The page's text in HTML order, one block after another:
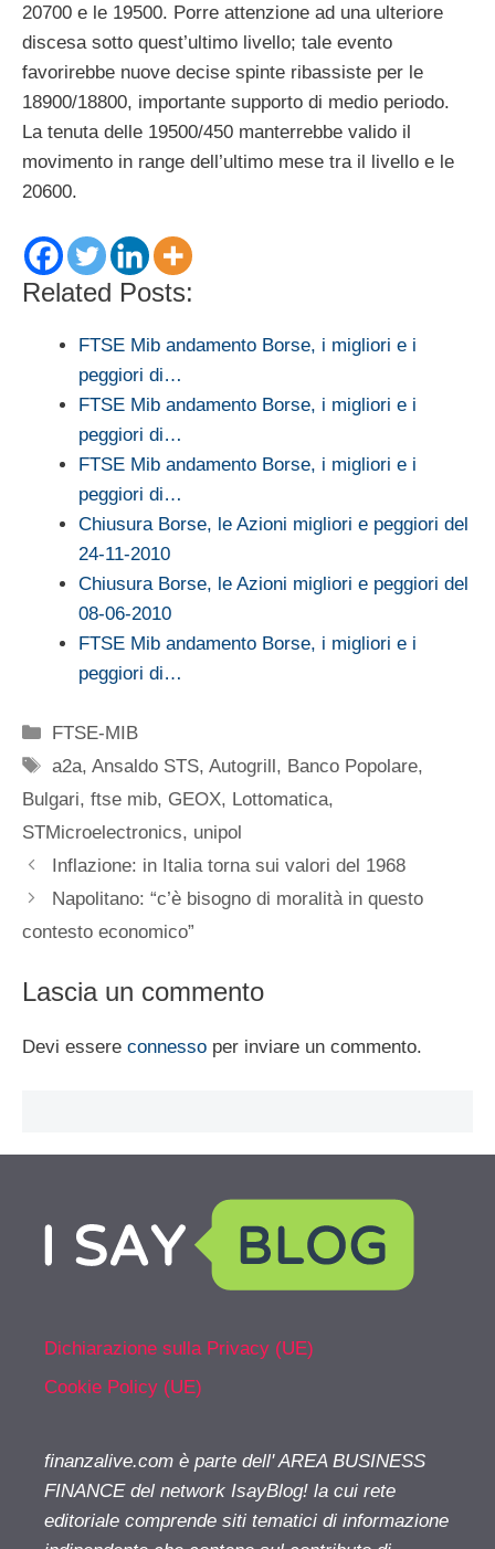
20700 e le 19500. Porre attenzione ad una ulteriore
discesa sotto quest’ultimo livello; tale evento
favorirebbe nuove decise spinte ribassiste per le
18900/18800, importante supporto di medio periodo.
La tenuta delle 19500/450 manterrebbe valido il
movimento in range dell’ultimo mese tra il livello e le
20600.
Related Posts:
FTSE Mib andamento Borse, i migliori e i
peggiori di…
FTSE Mib andamento Borse, i migliori e i
peggiori di…
FTSE Mib andamento Borse, i migliori e i
peggiori di…
Chiusura Borse, le Azioni migliori e peggiori del
24-11-2010
Chiusura Borse, le Azioni migliori e peggiori del
08-06-2010
FTSE Mib andamento Borse, i migliori e i
peggiori di…
Categorie
FTSE-MIB
Tag
a2a,Ansaldo STS,Autogrill, Banco Popolare,
Bulgari, ftse mib, GEOX, Lottomatica,
STMicroelectronics, unipol
Inflazione: in Italia torna sui valori del 1968
Napolitano: “c’è bisogno di moralità in questo
contesto economico”
Lascia un commento
Devi essere connesso per inviare un commento.
Dichiarazione sulla Privacy (UE)
Cookie Policy (UE)
finanzalive.com è parte dell' AREA BUSINESS
FINANCE del network IsayBlog! la cui rete
editoriale comprende siti tematici di informazione